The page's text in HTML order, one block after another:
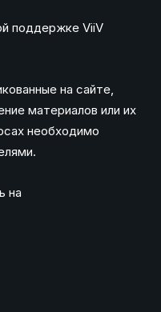
поддержке ViiV
на сайте,
материалов или их
необходимо
на